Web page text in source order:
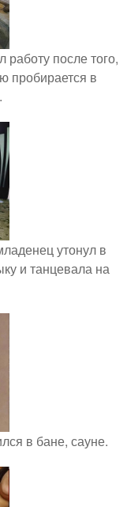
работу после того,
пробирается в
утонул в
и танцевала на
в бане, сауне.